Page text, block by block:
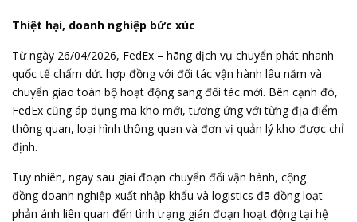
Thiệt hại, doanh nghiệp bức xúc
Từ ngày 26/04/2026, FedEx – hãng dịch vụ chuyển phát nhanh
quốc tế chấm dứt hợp đồng với đối tác vận hành lâu năm và
chuyển giao toàn bộ hoạt động sang đối tác mới. Bên cạnh đó,
FedEx cũng áp dụng mã kho mới, tương ứng với từng địa điểm
thông quan, loại hình thông quan và đơn vị quản lý kho được chỉ
định.
Tuy nhiên, ngay sau giai đoạn chuyển đổi vận hành, cộng
đồng doanh nghiệp xuất nhập khẩu và logistics đã đồng loạt
phản ánh liên quan đến tình trạng gián đoạn hoạt động tại hệ